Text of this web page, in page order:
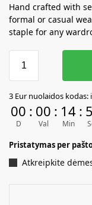
Hand crafted with
formal or casual
staple for any
3 Eur nuolaidos kodas:
00
D
: 00
Val
: 14
Min
:
Pristatymas per
Atkreipkite